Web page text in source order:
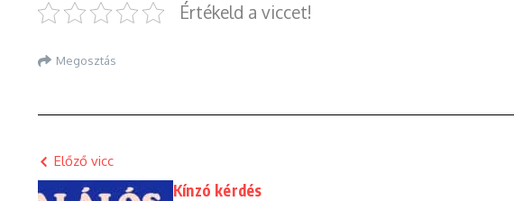
Értékeld a viccet!
Megosztás
Előző vicc
Kínzó kérdés